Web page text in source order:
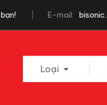
E-mail:
Loại